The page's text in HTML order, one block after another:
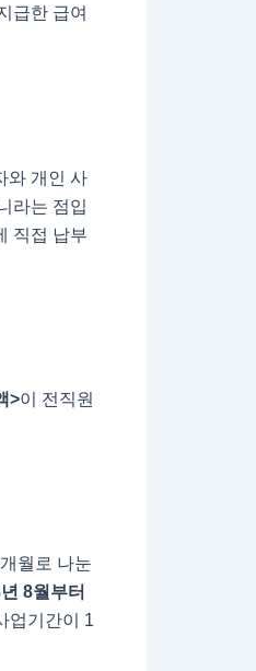
급한 급여
와 개인 사
라는 점입
직접 납부
>이 전직원
월로 나눈
8월부터
업기간이 1